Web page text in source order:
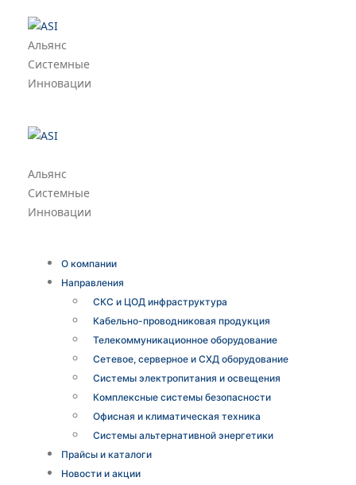
Альянс
Системные
Инновации
Альянс
Системные
Инновации
О компании
Направления
СКС и ЦОД инфраструктура
Кабельно-проводниковая продукция
Телекоммуникационное оборудование
Сетевое, серверное и СХД оборудование
Системы электропитания и освещения
Комплексные системы безопасности
Офисная и климатическая техника
Системы альтернативной энергетики
Прайсы и каталоги
Новости и акции